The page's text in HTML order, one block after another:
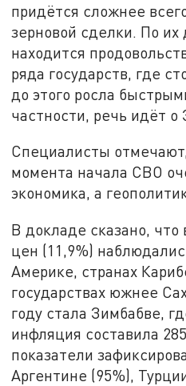
придётся сложнее
зерновой сделки. По их
находится
ряда государств, где
до этого росла
частности, речь идёт
Специалисты
момента начала СВО
экономика, а
В докладе сказано,
цен (11,9%)
Америке, странах
государствах южнее
году стала Зимбабве,
инфляция составила
показатели
Аргентине (95%),